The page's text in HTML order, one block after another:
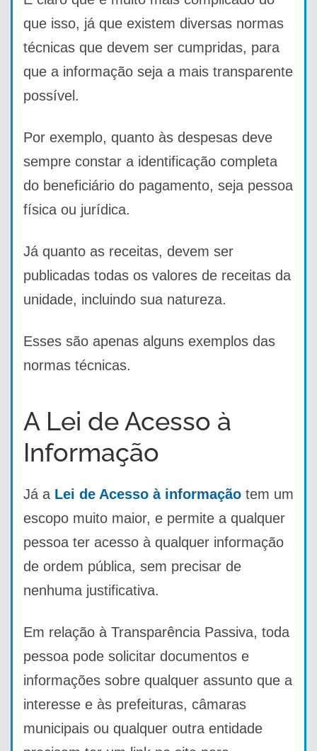
que isso, já que existem diversas normas
técnicas que devem ser cumpridas, para
que a informação seja a mais transparente
possível.
Por exemplo, quanto às despesas deve
sempre constar a identificação completa
do beneficiário do pagamento, seja pessoa
física ou jurídica.
Já quanto as receitas, devem ser
publicadas todas os valores de receitas da
unidade, incluindo sua natureza.
Esses são apenas alguns exemplos das
normas técnicas.
A Lei de Acesso à
Informação
Já a Lei de Acesso à informação tem um
escopo muito maior, e permite a qualquer
pessoa ter acesso à qualquer informação
de ordem pública, sem precisar de
nenhuma justificativa.
Em relação à Transparência Passiva, toda
pessoa pode solicitar documentos e
informações sobre qualquer assunto que a
interesse e às prefeituras, câmaras
municipais ou qualquer outra entidade